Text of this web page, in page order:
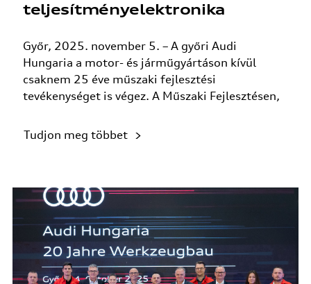
teljesítményelektronika
Győr, 2025. november 5. – A győri Audi
Hungaria a motor- és járműgyártáson kívül
csaknem 25 éve műszaki fejlesztési
tevékenységet is végez. A Műszaki Fejlesztésen,
Tudjon meg többet